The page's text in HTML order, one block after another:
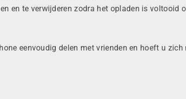
en te verwijderen zodra het opladen is voltooid
eenvoudig delen met vrienden en hoeft u zich